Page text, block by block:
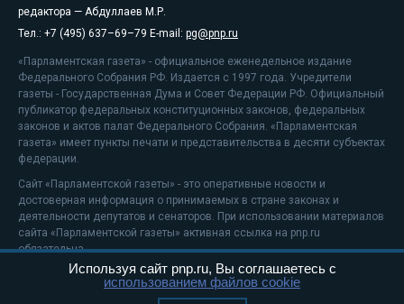
редактора — Абдуллаев М.Р.
Тел.: +7 (495) 637–69–79 E-mail: pg@pnp.ru
«Парламентская газета» - официальное еженедельное издание
Федерального Собрания РФ. Издается с 1997 года. Учредители
газеты - Государственная Дума и Совет Федерации РФ. Официальный
публикатор федеральных конституционных законов, федеральных
законов и актов палат Федерального Собрания. «Парламентская
газета» имеет пункты печати и представительства в десяти субъектах
федерации.
Сайт «Парламентской газеты» - это оперативные новости и
достоверная информация о принимаемых в стране законах и
деятельности депутатов и сенаторов. При использовании материалов
сайта «Парламентской газеты» активная ссылка на pnp.ru
обязательна.
На информационном ресурсе применяютсярекомендательные
Используя сайт pnp.ru, Вы соглашаетесь с
использованием файлов cookie